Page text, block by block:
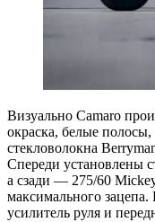
Визуально Camaro
окраска, белые
стекловолокна
Спереди установлены
а сзади — 275/60
максимального
усилитель руля и